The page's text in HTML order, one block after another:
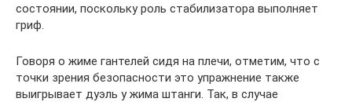
состоянии, поскольку роль стабилизатора выполняет
гриф.
Говоря о жиме гантелей сидя на плечи, отметим, что с
точки зрения безопасности это упражнение также
выигрывает дуэль у жима штанги. Так, в случае